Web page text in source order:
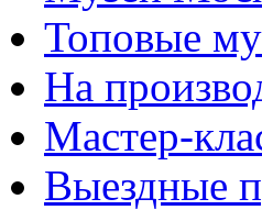
Топовые
На
Мастер-
Выездные